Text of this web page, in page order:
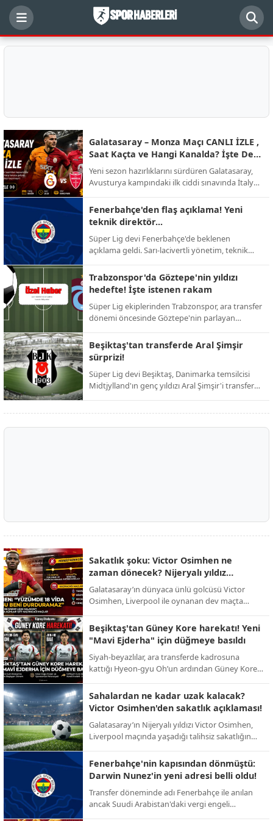
Galatasaray – Monza Maçı CANLI İZLE ,
Saat Kaçta ve Hangi Kanalda? İşte Dev
Randevunun Detayları
Yeni sezon hazırlıklarını sürdüren Galatasaray,
Avusturya kampındaki ilk ciddi sınavında İtalyan
Futbolseverlerin merakla beklediği kritik hazırlık
mücadelesinin yayın kanalı, başlama saati ve
muhtemel kadro detayları netleşti.
Fenerbahçe'den flaş açıklama! Yeni
teknik direktör...
Süper Lig devi Fenerbahçe'de beklenen
açıklama geldi. Sarı-lacivertli yönetim, teknik
ardından resmi duyuruyu yaptı. Taraftarların
günlerdir merakla beklediği isim netleşti.
Trabzonspor'da Göztepe'nin yıldızı
hedefte! İşte istenen rakam
Süper Lig ekiplerinden Trabzonspor, ara transfer
dönemi öncesinde Göztepe'nin parlayan
Bordo-mavili yönetimin, iddialı bir kadro kurma
hedefi doğrultusunda girişimlerini hızlandırdığı
öğrenildi.
Beşiktaş'tan transferde Aral Şimşir
sürprizi!
Süper Lig devi Beşiktaş, Danimarka temsilcisi
Midtjylland'ın genç yıldızı Aral Şimşir'i transfer
Sakatlık şoku: Victor Osimhen ne
zaman dönecek? Nijeryalı yıldız
sessizliğini bozdu!
Galatasaray’ın dünyaca ünlü golcüsü Victor
Osimhen, Liverpool ile oynanan dev maçta
konuştu. Yıldız oyuncu, sahalardan uzak
kalacağı süreyi bizzat açıkladı.
Beşiktaş'tan Güney Kore harekatı! Yeni
"Mavi Ejderha" için düğmeye basıldı
Siyah-beyazlılar, ara transferde kadrosuna
kattığı Hyeon-gyu Oh’un ardından Güney Kore
Ada’da fırtınalar estiren Jun-ho Bae.
Sahalardan ne kadar uzak kalacak?
Victor Osimhen'den sakatlık açıklaması!
Galatasaray’ın Nijeryalı yıldızı Victor Osimhen,
Liverpool maçında yaşadığı talihsiz sakatlığın
tarihi bizzat duyurdu.
Fenerbahçe'nin kapısından dönmüştü:
Darwin Nunez'in yeni adresi belli oldu!
Transfer döneminde adı Fenerbahçe ile anılan
ancak Suudi Arabistan'daki vergi engeli